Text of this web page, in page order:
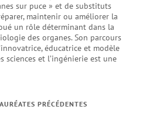
sur puce » et de substituts
maintenir ou améliorer la
un rôle déterminant dans la
des organes. Son parcours
éducatrice et modèle
sciences et l’ingénierie est une
PRÉCÉDENTES